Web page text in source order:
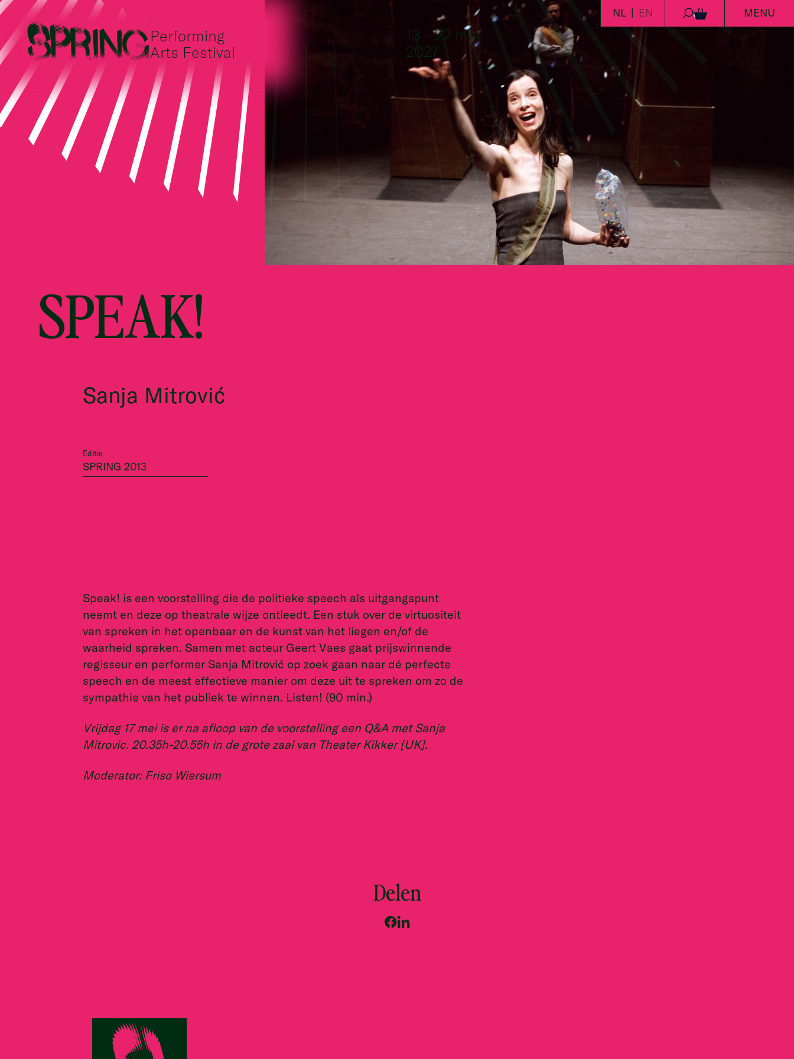
Ga naar de inhoud
Performing
Arts Festival
13 - 22 mei
2027
NL EN 0 MENU
SPEAK!
Sanja Mitrović
Editie
SPRING 2013
Speak! is een voorstelling die de politieke speech als uitgangspunt
neemt en deze op theatrale wijze ontleedt. Een stuk over de virtuositeit
van spreken in het openbaar en de kunst van het liegen en/of de
waarheid spreken. Samen met acteur Geert Vaes gaat prijswinnende
regisseur en performer Sanja Mitrović op zoek gaan naar dé perfecte
speech en de meest effectieve manier om deze uit te spreken om zo de
sympathie van het publiek te winnen. Listen! (90 min.)
Vrijdag 17 mei is er na afloop van de voorstelling een Q&A met Sanja
Mitrovic. 20.35h-20.55h in de grote zaal van Theater Kikker [UK].
Moderator: Friso Wiersum
Delen